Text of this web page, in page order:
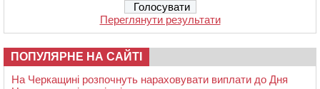
Переглянути результати
ПОПУЛЯРНЕ НА САЙТІ
На Черкащині розпочнуть нараховувати виплати до Дня